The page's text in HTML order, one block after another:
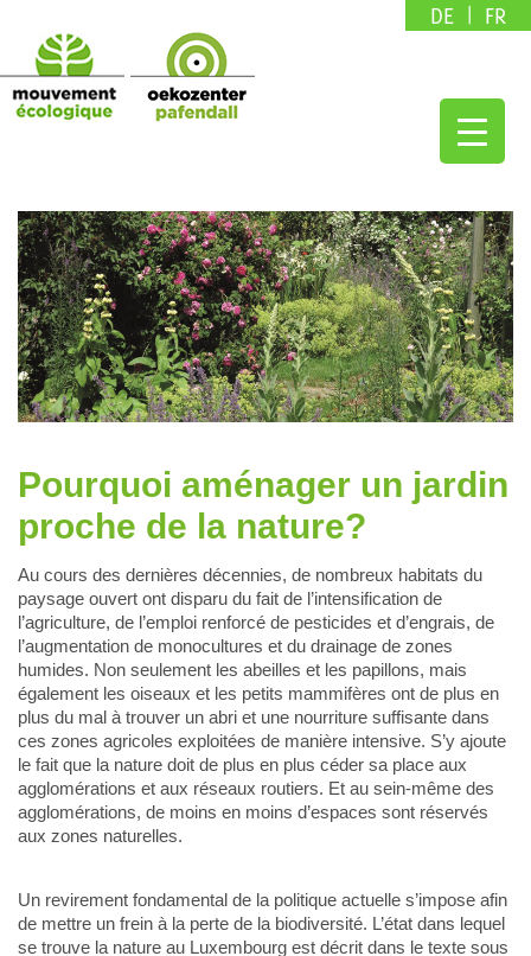
DE FR
Pourquoi aménager un jardin
proche de la nature?
Au cours des dernières décennies, de nombreux habitats du
paysage ouvert ont disparu du fait de l’intensification de
l’agriculture, de l’emploi renforcé de pesticides et d’engrais, de
l’augmentation de monocultures et du drainage de zones
humides. Non seulement les abeilles et les papillons, mais
également les oiseaux et les petits mammifères ont de plus en
plus du mal à trouver un abri et une nourriture suffisante dans
ces zones agricoles exploitées de manière intensive. S’y ajoute
le fait que la nature doit de plus en plus céder sa place aux
agglomérations et aux réseaux routiers. Et au sein-même des
agglomérations, de moins en moins d’espaces sont réservés
aux zones naturelles.
Un revirement fondamental de la politique actuelle s’impose afin
de mettre un frein à la perte de la biodiversité. L’état dans lequel
se trouve la nature au Luxembourg est décrit dans le texte sous